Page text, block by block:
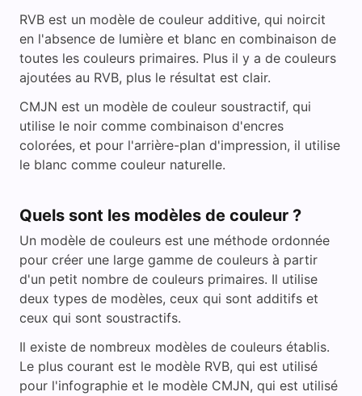
RVB est un modèle de couleur additive, qui noircit
en l'absence de lumière et blanc en combinaison de
toutes les couleurs primaires. Plus il y a de couleurs
ajoutées au RVB, plus le résultat est clair.
CMJN est un modèle de couleur soustractif, qui
utilise le noir comme combinaison d'encres
colorées, et pour l'arrière-plan d'impression, il utilise
le blanc comme couleur naturelle.
Quels sont les modèles de couleur ?
Un modèle de couleurs est une méthode ordonnée
pour créer une large gamme de couleurs à partir
d'un petit nombre de couleurs primaires. Il utilise
deux types de modèles, ceux qui sont additifs et
ceux qui sont soustractifs.
Il existe de nombreux modèles de couleurs établis.
Le plus courant est le modèle RVB, qui est utilisé
pour l'infographie et le modèle CMJN, qui est utilisé